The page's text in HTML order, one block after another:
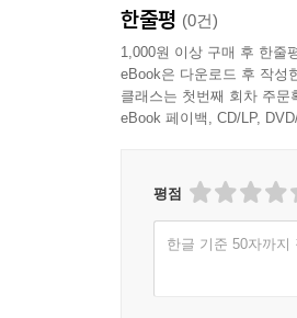
한줄평 (0건)
1,000원 이상 구매 후 한줄
eBook은 다운로드 후 작성
클래스는 첫번째 회차 주
eBook 페이백, CD/LP,
평점
한글 기준 50자까지